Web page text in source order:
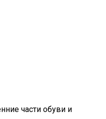
части обуви и